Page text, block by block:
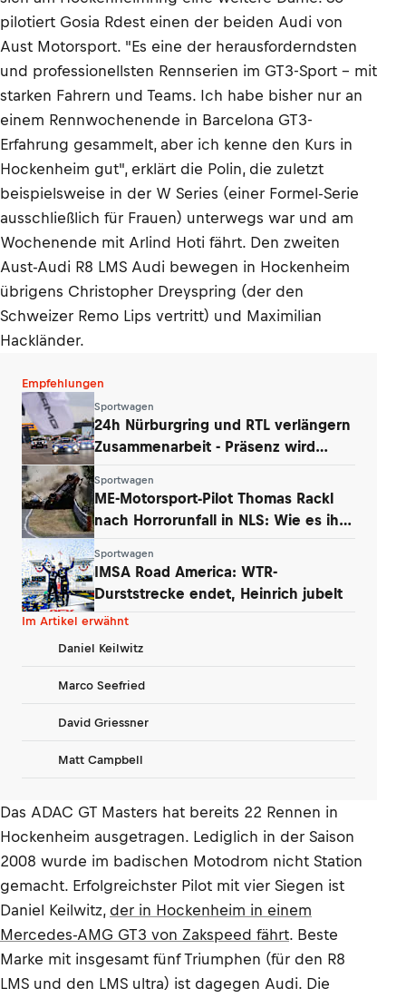
pilotiert Gosia Rdest einen der beiden Audi von
Aust Motorsport. "Es eine der herausforderndsten
und professionellsten Rennserien im GT3-Sport - mit
starken Fahrern und Teams. Ich habe bisher nur an
einem Rennwochenende in Barcelona GT3-
Erfahrung gesammelt, aber ich kenne den Kurs in
Hockenheim gut", erklärt die Polin, die zuletzt
beispielsweise in der W Series (einer Formel-Serie
ausschließlich für Frauen) unterwegs war und am
Wochenende mit Arlind Hoti fährt. Den zweiten
Aust-Audi R8 LMS Audi bewegen in Hockenheim
übrigens Christopher Dreyspring (der den
Schweizer Remo Lips vertritt) und Maximilian
Hackländer.
Empfehlungen
Sportwagen
24h Nürburgring und RTL verlängern
Zusammenarbeit - Präsenz wird
Sportwagen
ME-Motorsport-Pilot Thomas Rackl
nach Horrorunfall in NLS: Wie es ihm
Sportwagen
IMSA Road America: WTR-
Durststrecke endet, Heinrich jubelt
Im Artikel erwähnt
Daniel Keilwitz
Marco Seefried
David Griessner
Matt Campbell
Das ADAC GT Masters hat bereits 22 Rennen in
Hockenheim ausgetragen. Lediglich in der Saison
2008 wurde im badischen Motodrom nicht Station
gemacht. Erfolgreichster Pilot mit vier Siegen ist
Daniel Keilwitz, der in Hockenheim in einem
Mercedes-AMG GT3 von Zakspeed fährt. Beste
Marke mit insgesamt fünf Triumphen (für den R8
LMS und den LMS ultra) ist dagegen Audi. Die